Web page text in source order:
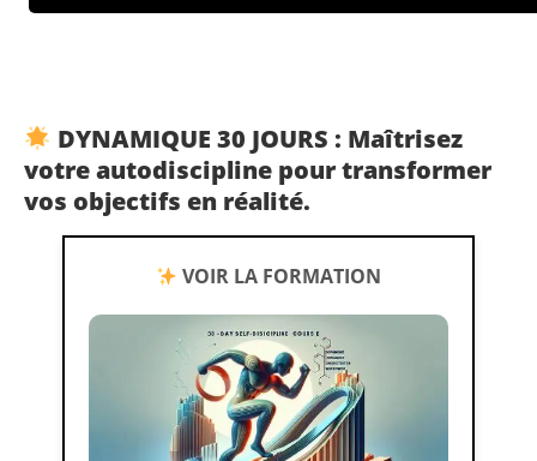
DYNAMIQUE 30 JOURS : Maîtrisez
votre autodiscipline pour transformer
vos objectifs en réalité.
VOIR LA FORMATION